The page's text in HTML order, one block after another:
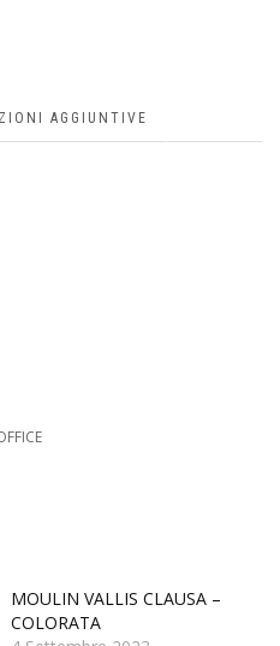
AGGIUNTIVE
MOULIN VALLIS CLAUSA –
COLORATA